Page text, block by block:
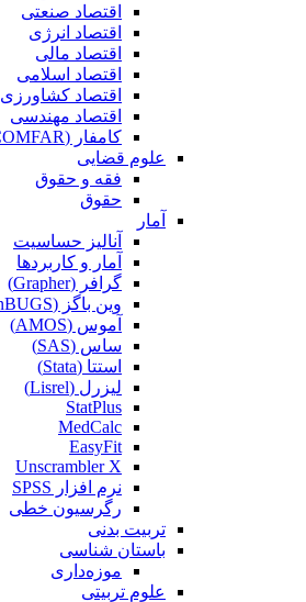
اقتصاد صنعتی
اقتصاد انرژی
اقتصاد مالی
اقتصاد اسلامی
اقتصاد کشاورزی
اقتصاد مهندسی
کامفار (COMFAR)
علوم قضایی
فقه و حقوق
حقوق
آمار
آنالیز حساسیت
آمار و کاربردها
گرافر (Grapher)
وین باگز (WinBUGS)
آموس (AMOS)
ساس (SAS)
استتا (Stata)
لیزرل (Lisrel)
StatPlus
MedCalc
EasyFit
Unscrambler X
نرم افزار SPSS
رگرسیون خطی
تربیت بدنی
باستان شناسی
موزه‌داری
علوم تربیتی